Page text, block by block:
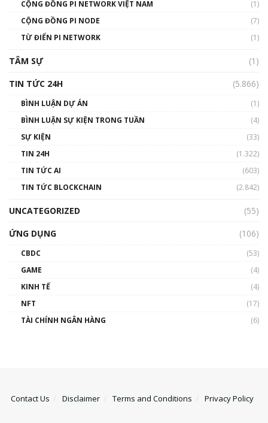
Talkshow 14: MemeCoin – Trò đùa tỷ đô
01:29:26
CỘNG ĐỒNG PI NETWORK VIỆT NAM
(1)
CỘNG ĐỒNG PI NODE
(7)
TỪ ĐIỂN PI NETWORK
(1)
TÂM SỰ
(1)
TIN TỨC 24H
(5.866)
BÌNH LUẬN DỰ ÁN
(1)
BÌNH LUẬN SỰ KIỆN TRONG TUẦN
(4)
SỰ KIỆN
(33)
TIN 24H
(1.322)
TIN TỨC AI
(603)
TIN TỨC BLOCKCHAIN
(2.842)
UNCATEGORIZED
(55)
ỨNG DỤNG
(106)
CBDC
(53)
GAME
(4)
KINH TẾ
(4)
NFT
(17)
TÀI CHÍNH NGÂN HÀNG
(6)
Contact Us Disclaimer Terms and Conditions Privacy Policy